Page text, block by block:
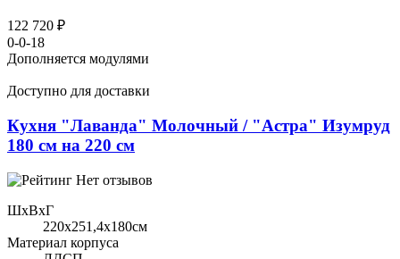
122 720 ₽
0-0-18
Дополняется модулями
Доступно для доставки
Кухня "Лаванда" Молочный / "Астра" Изумруд
180 см на 220 см
Нет отзывов
ШхВхГ
220x251,4х180см
Материал корпуса